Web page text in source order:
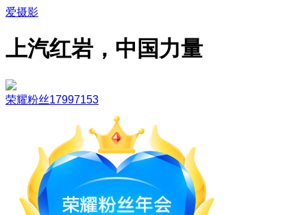
爱摄影
上汽红岩，中国力量
荣耀粉丝17997153